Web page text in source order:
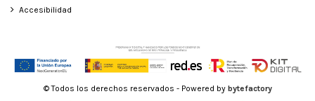
Accesibilidad
© Todos los derechos reservados - Powered by bytefactory